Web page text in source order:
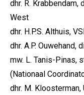
dhr. R.
West
dhr. H.P.S. Althuis,
dhr. A.P.
mw. L. Tanis-Pinas,
(Nationaal
dhr. M.